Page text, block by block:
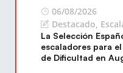
06/08/2026
Destacado
La Selección
escaladores para
de Dificultad en